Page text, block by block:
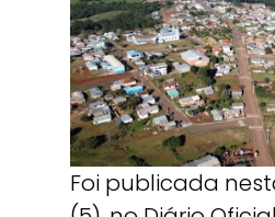
Foi publicada